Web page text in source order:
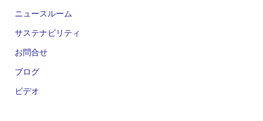
ニュースルーム
サステナビリティ
お問合せ
ブログ
ビデオ